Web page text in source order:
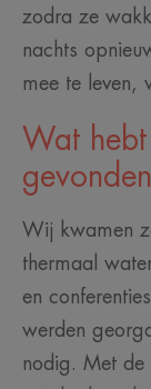
zodra ze
nachts
mee te leven,
Wat
Wij kwamen
thermaal
en
werden
nodig. Met de